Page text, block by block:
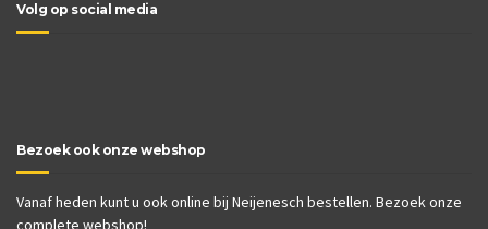
Volg op social media
Bezoek ook onze webshop
Vanaf heden kunt u ook online bij Neijenesch bestellen. Bezoek onze
complete webshop!